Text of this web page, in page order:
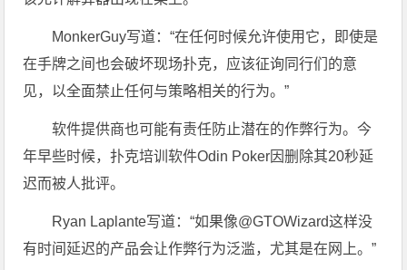
MonkerGuy写道：“在任何时候允许使用它，即使是
在手牌之间也会破坏现场扑克，应该征询同行们的意
见，以全面禁止任何与策略相关的行为。”
软件提供商也可能有责任防止潜在的作弊行为。今
年早些时候，扑克培训软件Odin Poker因删除其20秒延
迟而被人批评。
Ryan Laplante写道：“如果像@GTOWizard这样没
有时间延迟的产品会让作弊行为泛滥，尤其是在网上。”